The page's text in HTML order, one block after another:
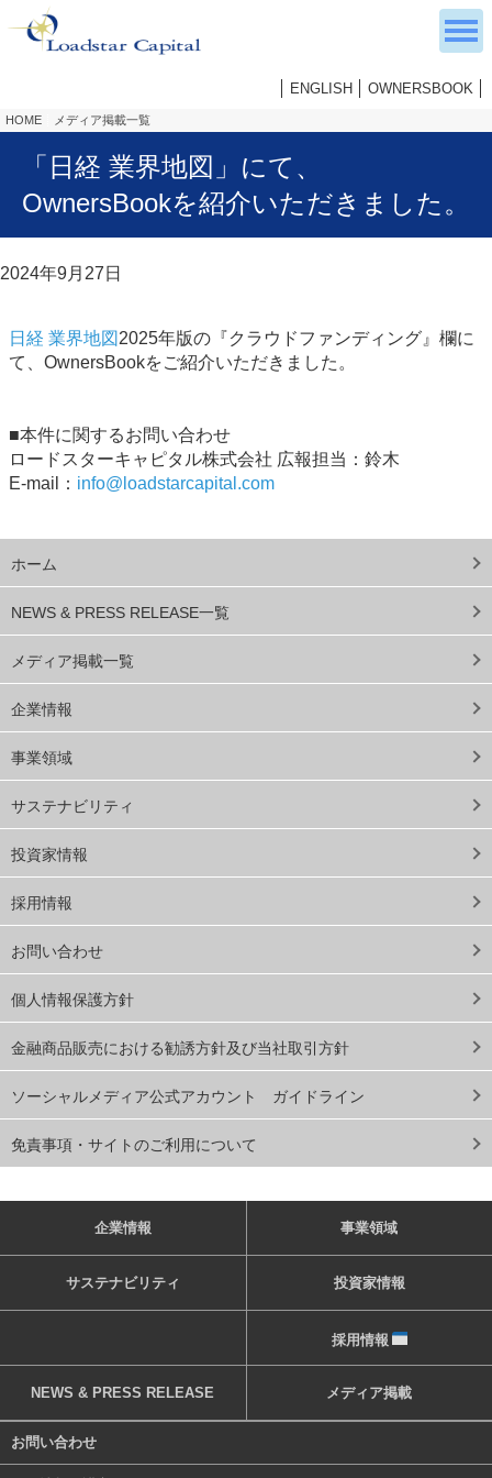
ENGLISH OWNERSBOOK
HOME メディア掲載一覧
ホーム
NEWS & PRESS RELEASE一覧
メディア掲載一覧
企業情報
事業領域
サステナビリティ
投資家情報
採用情報
お問い合わせ
個人情報保護方針
金融商品販売における勧誘方針及び当社取引方針
ソーシャルメディア公式アカウント ガイドライン
免責事項・サイトのご利用について
「日経 業界地図」にて、
OwnersBookを紹介いただきました。
2024年9月27日
日経 業界地図 2025年版の『クラウドファンディング』欄に
て、OwnersBookをご紹介いただきました。
■本件に関するお問い合わせ
ロードスターキャピタル株式会社 広報担当：鈴木
E-mail： info@loadstarcapital.com
企業情報 事業領域
サステナビリティ 投資家情報
採用情報
NEWS & PRESS RELEASE メディア掲載
お問い合わせ